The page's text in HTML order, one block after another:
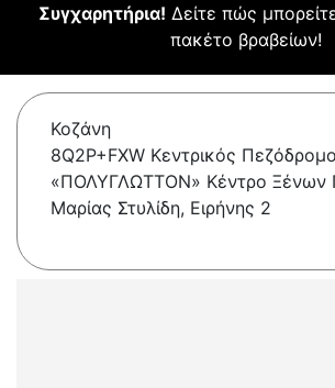
Συγχαρητήρια! Δείτε πώς
πακέτο βραβείων!
Κοζάνη
8Q2P+FXW Κεντρικός
«ΠΟΛΥΓΛΩΤΤΟΝ» Κέντρο Ξένων
Μαρίας Στυλίδη, Ειρήνης 2